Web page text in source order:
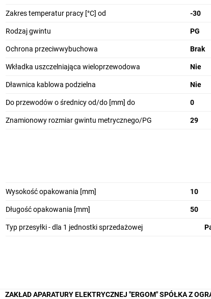
Zakres temperatur pracy [°C] od -30
Rodzaj gwintu PG
Ochrona przeciwwybuchowa Brak
Wkładka uszczelniająca wieloprzewodowa Nie
Dławnica kablowa podzielna Nie
Do przewodów o średnicy od/do [mm] do 0
Znamionowy rozmiar gwintu metrycznego/PG 29
Wysokość opakowania [mm] 10
Długość opakowania [mm] 50
Typ przesyłki - dla 1 jednostki sprzedażowej
ZAKŁAD APARATURY ELEKTRYCZNEJ "ERGOM" SPÓŁKA Z